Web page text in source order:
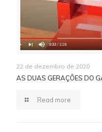
22 de dezembro de 2020
AS DUAS GERAÇÕES DO
Read more